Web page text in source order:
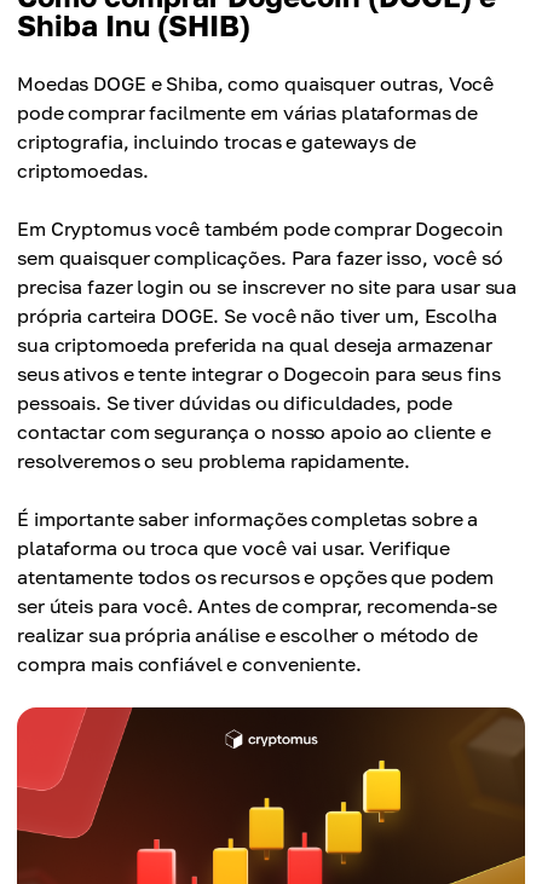
Shiba Inu (SHIB)
Moedas DOGE e Shiba, como quaisquer outras, Você
pode comprar facilmente em várias plataformas de
criptografia, incluindo trocas e gateways de
criptomoedas.
Em Cryptomus você também pode comprar Dogecoin
sem quaisquer complicações. Para fazer isso, você só
precisa fazer login ou se inscrever no site para usar sua
própria carteira DOGE. Se você não tiver um, Escolha
sua criptomoeda preferida na qual deseja armazenar
seus ativos e tente integrar o Dogecoin para seus fins
pessoais. Se tiver dúvidas ou dificuldades, pode
contactar com segurança o nosso apoio ao cliente e
resolveremos o seu problema rapidamente.
É importante saber informações completas sobre a
plataforma ou troca que você vai usar. Verifique
atentamente todos os recursos e opções que podem
ser úteis para você. Antes de comprar, recomenda-se
realizar sua própria análise e escolher o método de
compra mais confiável e conveniente.